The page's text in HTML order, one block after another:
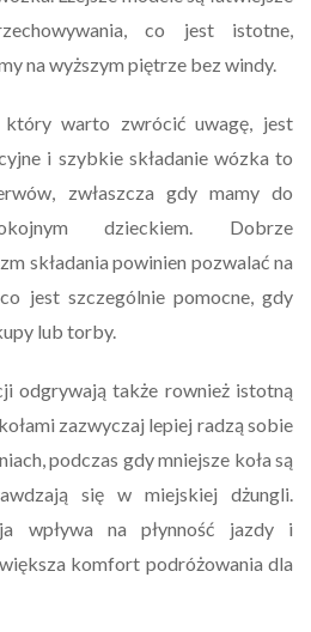
co jest istotne,
na wyższym piętrze bez windy.
który warto zwrócić uwagę, jest
i szybkie składanie wózka to
zwłaszcza gdy mamy do
dzieckiem. Dobrze
składania powinien pozwalać na
jest szczególnie pomocne, gdy
lub torby.
odgrywają także rownież istotną
zazwyczaj lepiej radzą sobie
podczas gdy mniejsze koła są
się w miejskiej dżungli.
wpływa na płynność jazdy i
komfort podróżowania dla